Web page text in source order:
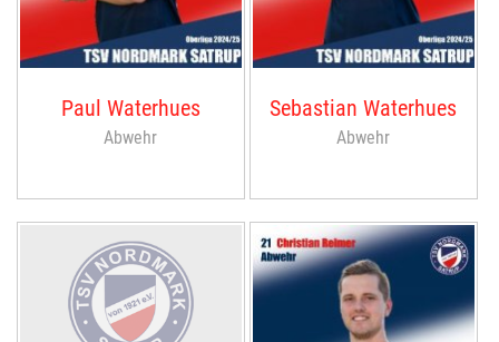
Paul Waterhues
Abwehr
Sebastian Waterhues
Abwehr